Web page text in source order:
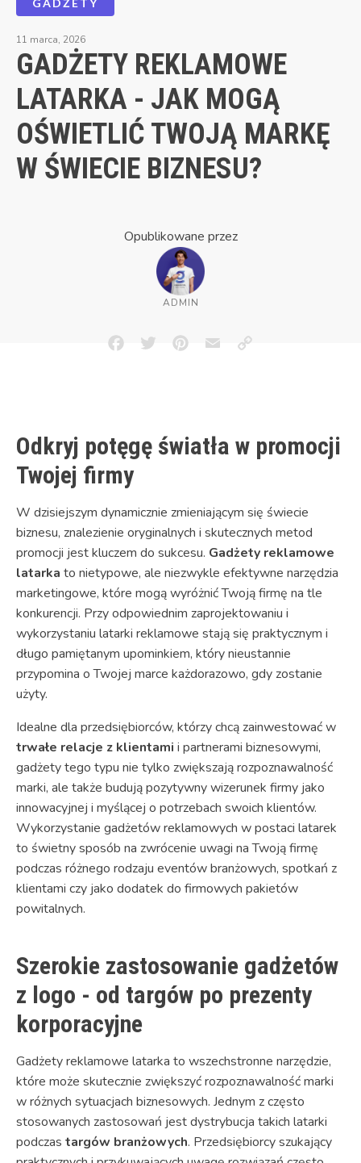
11 marca, 2026
GADŻETY REKLAMOWE
LATARKA - JAK MOGĄ
OŚWIETLIĆ TWOJĄ MARKĘ
W ŚWIECIE BIZNESU?
Opublikowane przez
ADMIN
FacebookTwitterPinterestEmailCopy
Odkryj potęgę światła w promocji
Twojej firmy
W dzisiejszym dynamicznie zmieniającym się świecie
biznesu, znalezienie oryginalnych i skutecznych metod
promocji jest kluczem do sukcesu. Gadżety reklamowe
latarka to nietypowe, ale niezwykle efektywne narzędzia
marketingowe, które mogą wyróżnić Twoją firmę na tle
konkurencji. Przy odpowiednim zaprojektowaniu i
wykorzystaniu latarki reklamowe stają się praktycznym i
długo pamiętanym upominkiem, który nieustannie
przypomina o Twojej marce każdorazowo, gdy zostanie
użyty.
Idealne dla przedsiębiorców, którzy chcą zainwestować w
trwałe relacje z klientami i partnerami biznesowymi,
gadżety tego typu nie tylko zwiększają rozpoznawalność
marki, ale także budują pozytywny wizerunek firmy jako
innowacyjnej i myślącej o potrzebach swoich klientów.
Wykorzystanie gadżetów reklamowych w postaci latarek
to świetny sposób na zwrócenie uwagi na Twoją firmę
podczas różnego rodzaju eventów branżowych, spotkań z
klientami czy jako dodatek do firmowych pakietów
powitalnych.
Szerokie zastosowanie gadżetów
z logo - od targów po prezenty
korporacyjne
Gadżety reklamowe latarka to wszechstronne narzędzie,
które może skutecznie zwiększyć rozpoznawalność marki
w różnych sytuacjach biznesowych. Jednym z często
stosowanych zastosowań jest dystrybucja takich latarki
podczas targów branżowych. Przedsiębiorcy szukający